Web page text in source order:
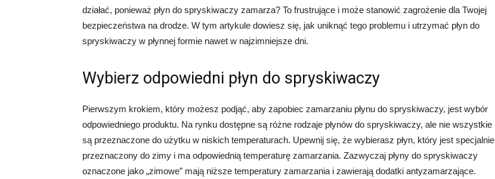
działać, ponieważ płyn do spryskiwaczy zamarza? To frustrujące i może stanowić zagrożenie dla Twojej
bezpieczeństwa na drodze. W tym artykule dowiesz się, jak uniknąć tego problemu i utrzymać płyn do
spryskiwaczy w płynnej formie nawet w najzimniejsze dni.
Wybierz odpowiedni płyn do spryskiwaczy
Pierwszym krokiem, który możesz podjąć, aby zapobiec zamarzaniu płynu do spryskiwaczy, jest wybór
odpowiedniego produktu. Na rynku dostępne są różne rodzaje płynów do spryskiwaczy, ale nie wszystkie
są przeznaczone do użytku w niskich temperaturach. Upewnij się, że wybierasz płyn, który jest specjalnie
przeznaczony do zimy i ma odpowiednią temperaturę zamarzania. Zazwyczaj płyny do spryskiwaczy
oznaczone jako „zimowe” mają niższe temperatury zamarzania i zawierają dodatki antyzamarzające.